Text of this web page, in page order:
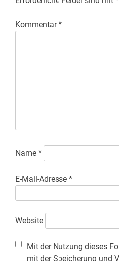
Kommentar*
Name *
E-Mail-Adresse *
Website
Mit der Nutzung dieses
mit der Speicherung und